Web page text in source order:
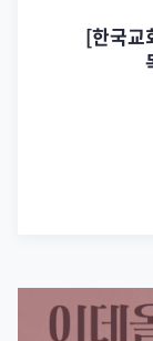
[한국교